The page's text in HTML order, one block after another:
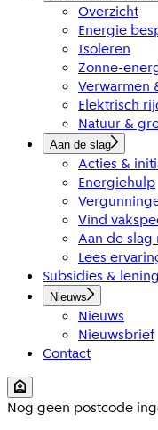
Overzicht
Energie
Isoleren
Zonne-
Verwarmen
Elektrisch
Natuur &
Aan de slag
Acties &
Energiehulp
Vind
Aan de slag
Lees
Subsidies &
Nieuws
Nieuws
Nieuwsbrief
Contact
Nog geen postcode